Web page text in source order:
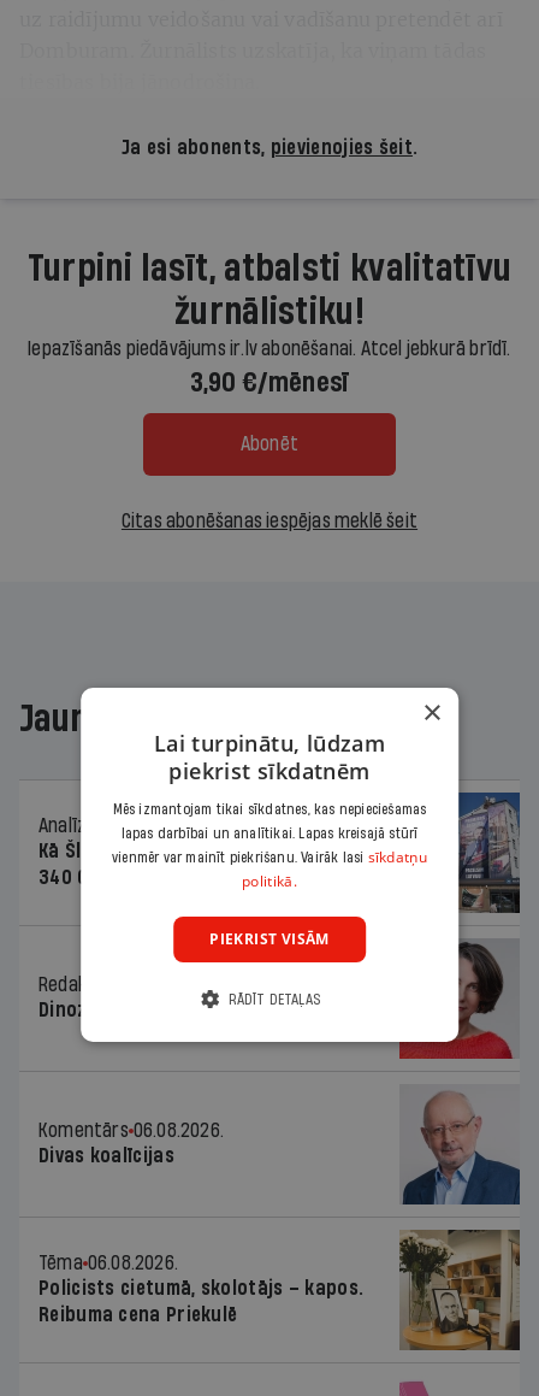
Ja esi abonents, pievienojies šeit.
Turpini lasīt, atbalsti kvalitatīvu
žurnālistiku!
Iepazīšanās piedāvājums ir.lv abonēšanai. Atcel jebkurā brīdī.
3,90 €/mēnesī
Abonēt
Citas abonēšanas iespējas meklē šeit
Jaunākajā žurnālā
Analīze
06.08.2026.
Kā Šlesera partija palika nesodīta par
340 000 vērtu reklāmas kampaņu
Redaktores sleja
Dinozaura triks
Komentārs 06.08.2026.
Divas koalīcijas
Tēma 06.08.2026.
Policists cietumā, skolotājs – kapos.
Reibuma cena Priekulē
×
Lai turpinātu, lūdzam
piekrist sīkdatnēm
Mēs izmantojam tikai sīkdatnes, kas nepieciešamas
lapas darbībai un analītikai. Lapas kreisajā stūrī
vienmēr var mainīt piekrišanu. Vairāk lasi sīkdatņu
politikā.
PIEKRIST VISĀM
RĀDĪT DETAĻAS